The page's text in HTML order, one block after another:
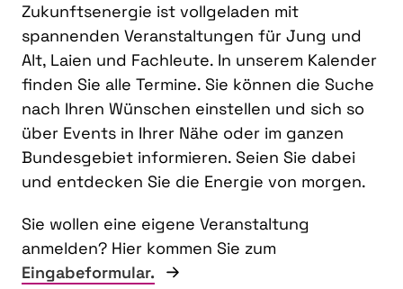
Zukunftsenergie ist vollgeladen mit
spannenden Veranstaltungen für Jung und
Alt, Laien und Fachleute. In unserem Kalender
finden Sie alle Termine. Sie können die Suche
nach Ihren Wünschen einstellen und sich so
über Events in Ihrer Nähe oder im ganzen
Bundesgebiet informieren. Seien Sie dabei
und entdecken Sie die Energie von morgen.
Sie wollen eine eigene Veranstaltung
anmelden? Hier kommen Sie zum
Eingabeformular.